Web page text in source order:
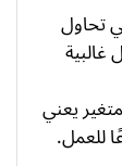
تحاول
يعني
للعمل.